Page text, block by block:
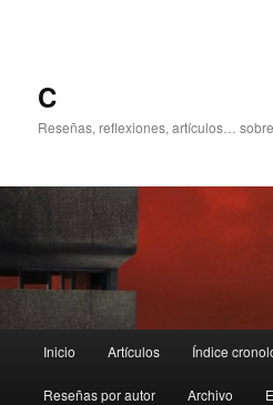
C
Reseñas, reflexiones, artículos…
principal
Inicio Artículos Índice
Reseñas por autor Archivo